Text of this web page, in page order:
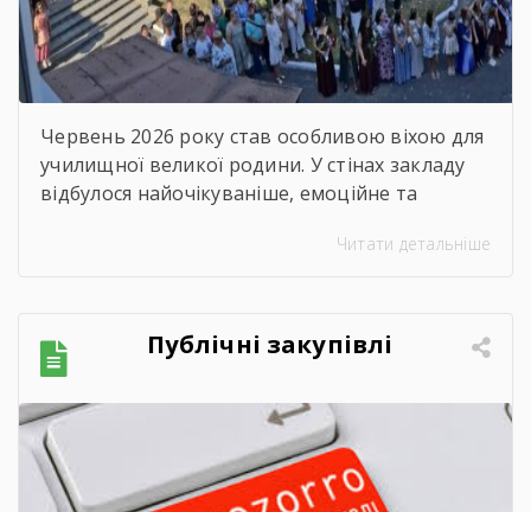
Червень 2026 року став особливою віхою для
училищної великої родини. У стінах закладу
відбулося найочікуваніше, емоційне та
Цього дня ми офіційно провели у доросле
всі виклики сьогодення впевнено йшли до
своєї мети. Урочиста подія розпочалася з
Читати детальніше
Публічні закупівлі